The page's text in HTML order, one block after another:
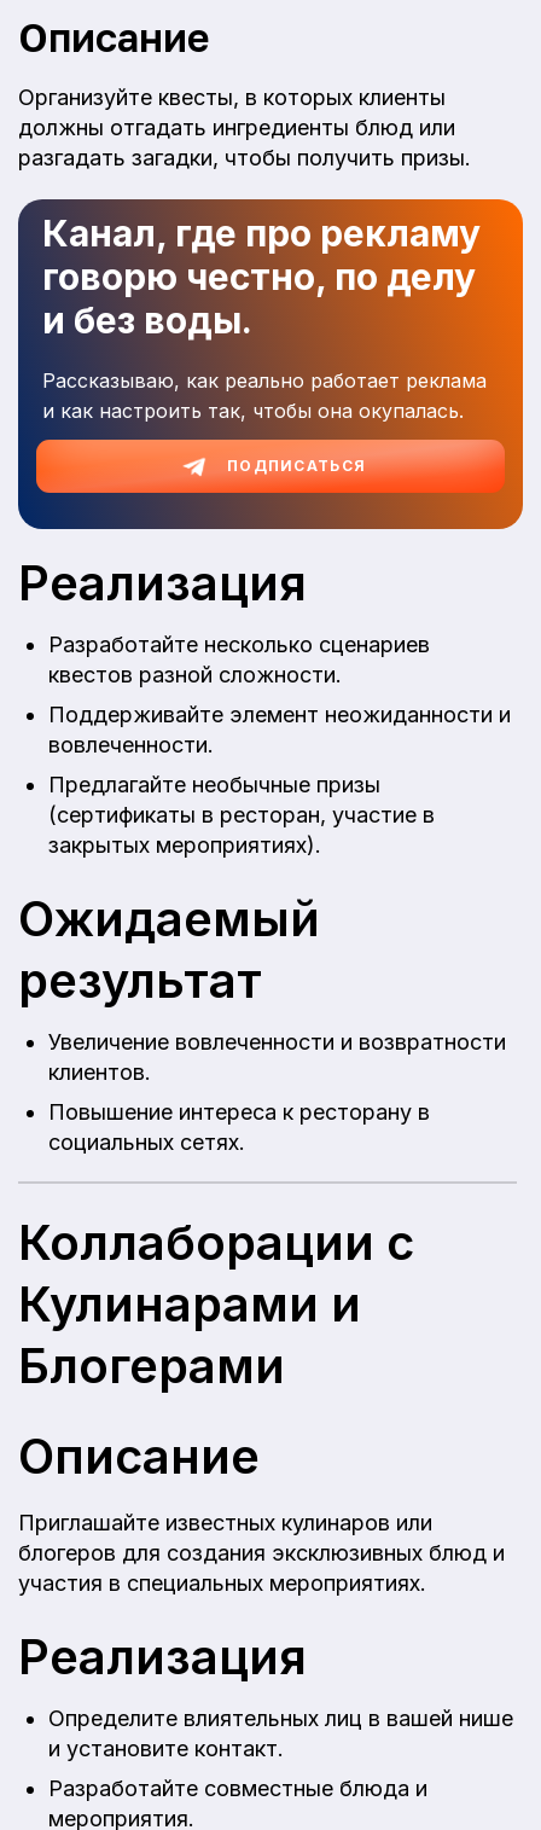
Описание
Организуйте квесты, в которых клиенты
должны отгадать ингредиенты блюд или
разгадать загадки, чтобы получить призы.
Канал, где про рекламу
говорю честно, по делу
и без воды.
Рассказываю, как реально работает реклама
и как настроить так, чтобы она окупалась.
ПОДПИСАТЬСЯ
Реализация
Разработайте несколько сценариев
квестов разной сложности.
Поддерживайте элемент неожиданности и
вовлеченности.
Предлагайте необычные призы
(сертификаты в ресторан, участие в
закрытых мероприятиях).
Ожидаемый
результат
Увеличение вовлеченности и возвратности
клиентов.
Повышение интереса к ресторану в
социальных сетях.
Коллаборации с
Кулинарами и
Блогерами
Описание
Приглашайте известных кулинаров или
блогеров для создания эксклюзивных блюд и
участия в специальных мероприятиях.
Реализация
Определите влиятельных лиц в вашей нише
и установите контакт.
Разработайте совместные блюда и
мероприятия.